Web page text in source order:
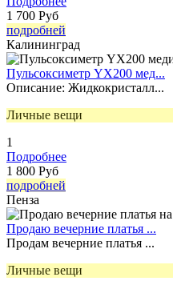
1 700 Руб
подробней
Калининград
Пульсоксиметр YX200 мед...
Описание: Жидкокристалл...
Личные вещи
1
Подробнее
1 800 Руб
подробней
Пенза
Продаю вечерние платья ...
Продам вечерние платья ...
Личные вещи